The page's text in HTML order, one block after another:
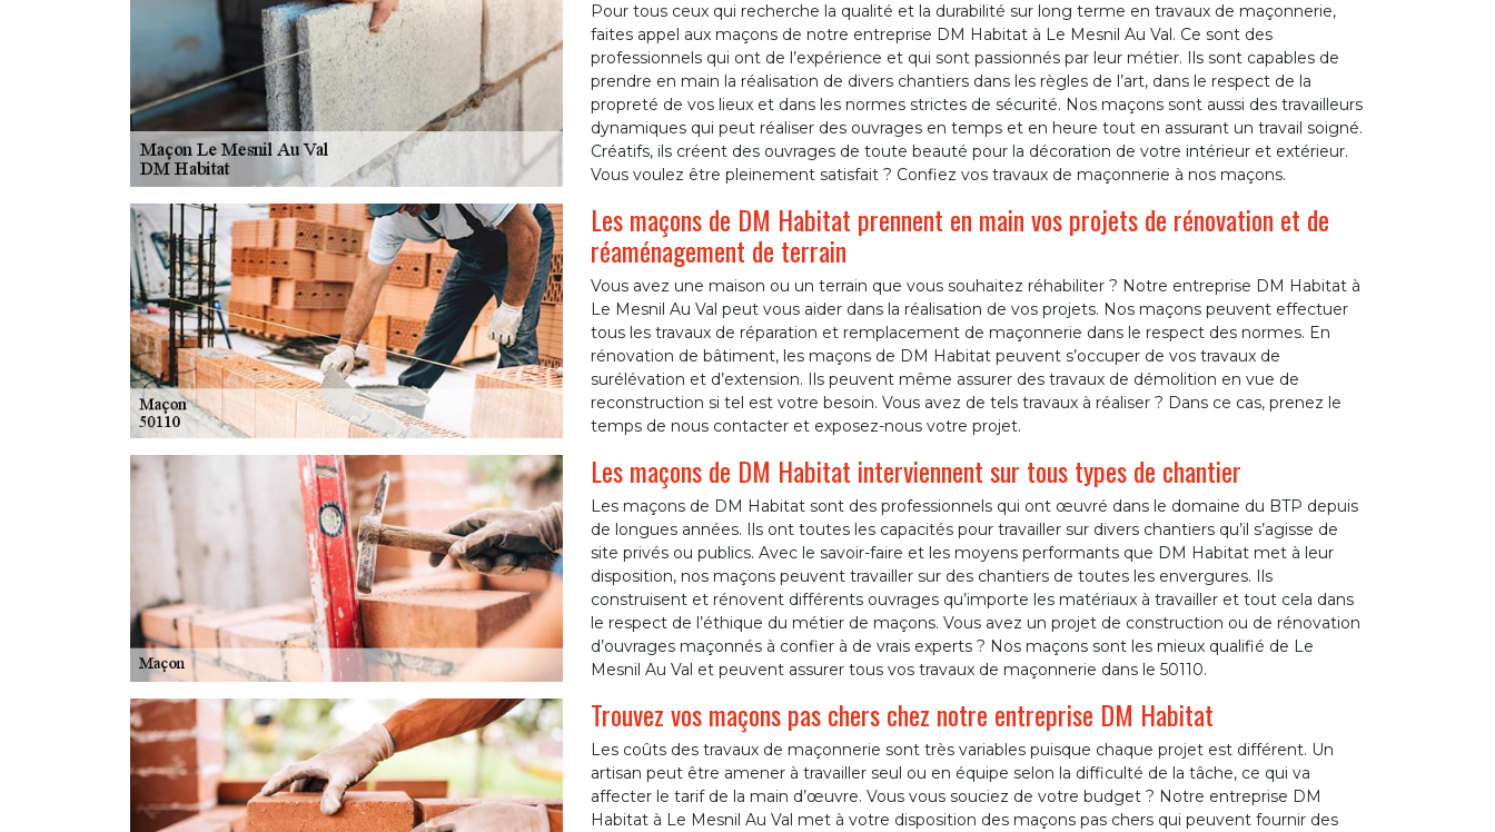
Pour tous ceux qui recherche la qualité et la durabilité sur long terme en travaux de maçonnerie,
faites appel aux maçons de notre entreprise DM Habitat à Le Mesnil Au Val. Ce sont des
professionnels qui ont de l’expérience et qui sont passionnés par leur métier. Ils sont capables de
prendre en main la réalisation de divers chantiers dans les règles de l’art, dans le respect de la
propreté de vos lieux et dans les normes strictes de sécurité. Nos maçons sont aussi des travailleurs
dynamiques qui peut réaliser des ouvrages en temps et en heure tout en assurant un travail soigné.
Créatifs, ils créent des ouvrages de toute beauté pour la décoration de votre intérieur et extérieur.
Vous voulez être pleinement satisfait ? Confiez vos travaux de maçonnerie à nos maçons.
Les maçons de DM Habitat prennent en main vos projets de rénovation et de
réaménagement de terrain
Vous avez une maison ou un terrain que vous souhaitez réhabiliter ? Notre entreprise DM Habitat à
Le Mesnil Au Val peut vous aider dans la réalisation de vos projets. Nos maçons peuvent effectuer
tous les travaux de réparation et remplacement de maçonnerie dans le respect des normes. En
rénovation de bâtiment, les maçons de DM Habitat peuvent s’occuper de vos travaux de
surélévation et d’extension. Ils peuvent même assurer des travaux de démolition en vue de
reconstruction si tel est votre besoin. Vous avez de tels travaux à réaliser ? Dans ce cas, prenez le
temps de nous contacter et exposez-nous votre projet.
Les maçons de DM Habitat interviennent sur tous types de chantier
Les maçons de DM Habitat sont des professionnels qui ont œuvré dans le domaine du BTP depuis
de longues années. Ils ont toutes les capacités pour travailler sur divers chantiers qu’il s’agisse de
site privés ou publics. Avec le savoir-faire et les moyens performants que DM Habitat met à leur
disposition, nos maçons peuvent travailler sur des chantiers de toutes les envergures. Ils
construisent et rénovent différents ouvrages qu’importe les matériaux à travailler et tout cela dans
le respect de l’éthique du métier de maçons. Vous avez un projet de construction ou de rénovation
d’ouvrages maçonnés à confier à de vrais experts ? Nos maçons sont les mieux qualifié de Le
Mesnil Au Val et peuvent assurer tous vos travaux de maçonnerie dans le 50110.
Trouvez vos maçons pas chers chez notre entreprise DM Habitat
Les coûts des travaux de maçonnerie sont très variables puisque chaque projet est différent. Un
artisan peut être amener à travailler seul ou en équipe selon la difficulté de la tâche, ce qui va
affecter le tarif de la main d’œuvre. Vous vous souciez de votre budget ? Notre entreprise DM
Habitat à Le Mesnil Au Val met à votre disposition des maçons pas chers qui peuvent fournir des